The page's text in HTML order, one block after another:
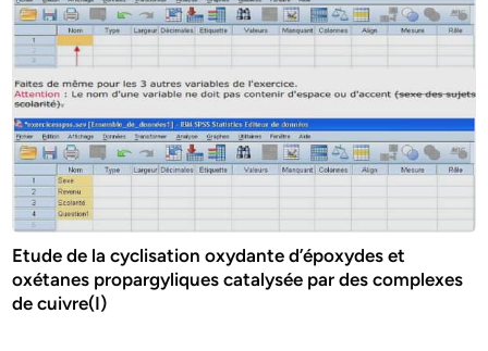
Etude de la cyclisation oxydante d’époxydes et
oxétanes propargyliques catalysée par des complexes
de cuivre(I)